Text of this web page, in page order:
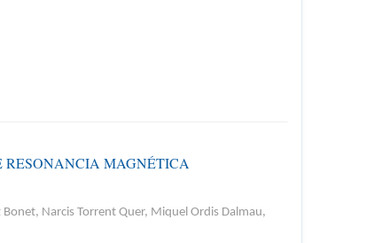
MAGNÉTICA
Narcis Torrent Quer, Miquel Ordis Dalmau,